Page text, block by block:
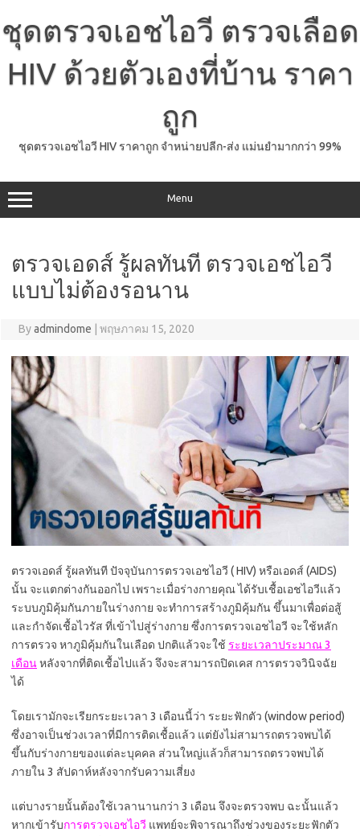
content
ชุดตรวจเอชไอวี ตรวจเลือด
HIV ด้วยตัวเองที่บ้าน ราคา
ถูก
ชุดตรวจเอชไอวี HIV ราคาถูก จำหน่ายปลีก-ส่ง แม่นยำมากกว่า 99%
Menu
ตรวจเอดส์ รู้ผลทันที ตรวจเอชไอวี
แบบไม่ต้องรอนาน
Byadmindome พฤษภาคม 15, 2020
ตรวจเอดส์ รู้ผลทันที ปัจจุบันการตรวจเอชไอวี ( HIV) หรือเอดส์ (AIDS)
นั้น จะแตกต่างกันออกไป เพราะเมื่อร่างกายคุณ ได้รับเชื้อเอชไอวีแล้ว
ระบบภูมิคุ้มกันภายในร่างกาย จะทำการสร้างภูมิคุ้มกัน ขึ้นมาเพื่อต่อสู้
และกำจัดเชื้อไวรัส ที่เข้าไปสู่ร่างกาย ซึ่งการตรวจเอชไอวี จะใช้หลัก
การตรวจ หาภูมิคุ้มกันในเลือด ปกติแล้วจะใช้ ระยะเวลาประมาณ 3
เดือนหลังจากที่ติดเชื้อไปแล้ว จึงจะสามารถปิดเคส การตรวจวินิจฉัย
ได้
โดยเรามักจะเรียกระยะเวลา 3 เดือนนี้ว่า ระยะฟักตัว (window period)
ซึ่งอาจเป็นช่วงเวลาที่มีการติดเชื้อแล้ว แต่ยังไม่สามารถตรวจพบได้
ขึ้นกับร่างกายของแต่ละบุคคล ส่วนใหญ่แล้วก็สามารถตรวจพบได้
ภายใน 3 สัปดาห์หลังจากรับความเสี่ยง
แต่บางรายนั้นต้องใช้เวลานานกว่า 3 เดือน จึงจะตรวจพบ ฉะนั้นแล้ว
หากเข้ารับการตรวจเอชไอวี แพทย์จะพิจารณาถึงช่วงของระยะฟักตัว